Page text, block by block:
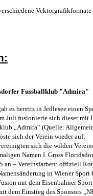
Fussballklub "Admira"
es bereits in Jedlesee einen
Juli fusionierte sich dieser mit
„Admira“ (Quelle:
sich der Verein wieder auf;
sich die wilden
Namen I. Gross
an – Vereinsfarben: offiziell
in Wiener
mit dem Eisenbahner
dem Einstieg des Sponsors